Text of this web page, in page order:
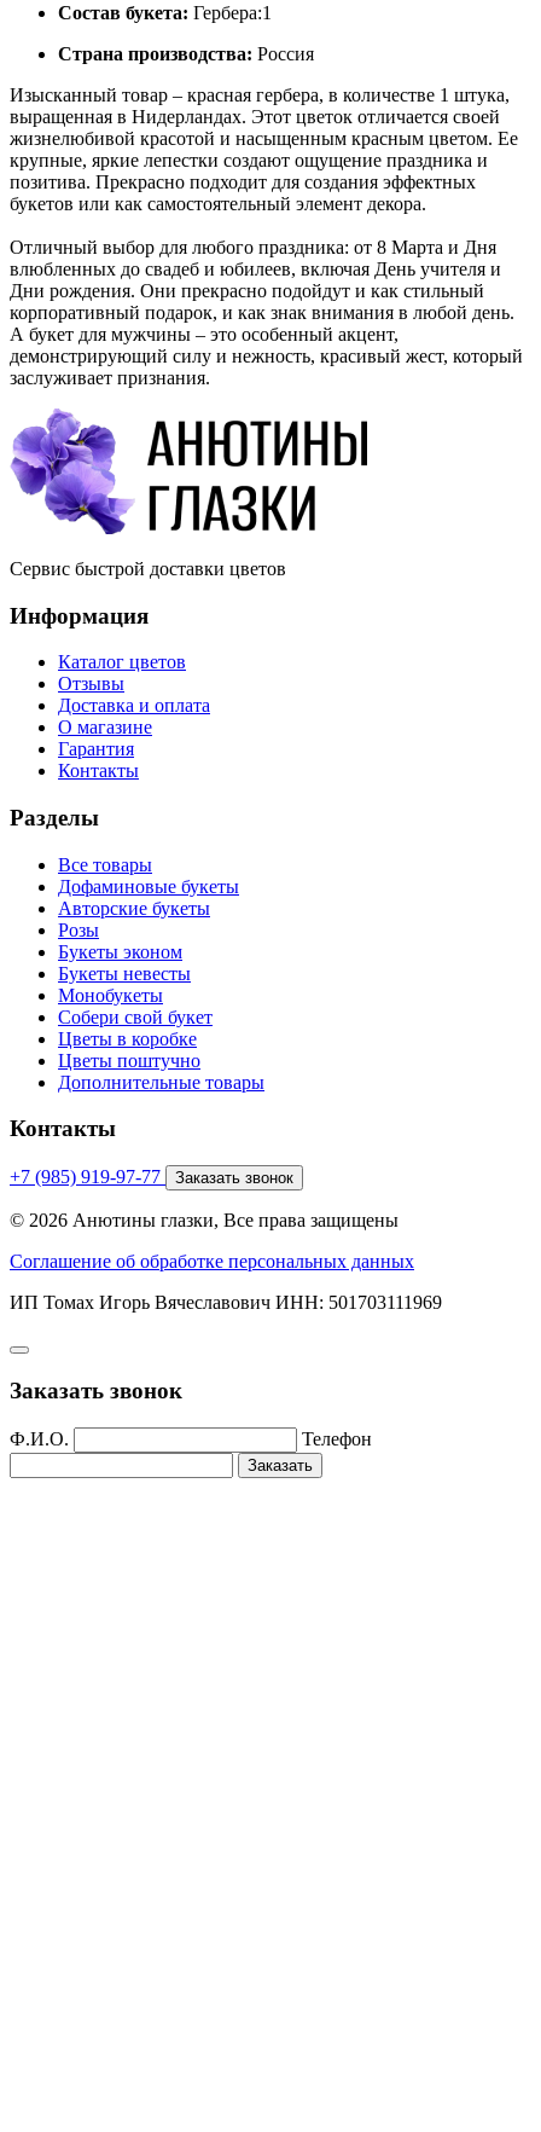
Состав букета: Гербера:1
Страна производства: Россия
Изысканный товар – красная гербера, в количестве 1 штука,
выращенная в Нидерландах. Этот цветок отличается своей
жизнелюбивой красотой и насыщенным красным цветом. Ее
крупные, яркие лепестки создают ощущение праздника и
позитива. Прекрасно подходит для создания эффектных
букетов или как самостоятельный элемент декора.
Отличный выбор для любого праздника: от 8 Марта и Дня
влюбленных до свадеб и юбилеев, включая День учителя и
Дни рождения. Они прекрасно подойдут и как стильный
корпоративный подарок, и как знак внимания в любой день.
А букет для мужчины – это особенный акцент,
демонстрирующий силу и нежность, красивый жест, который
заслуживает признания.
Сервис быстрой доставки цветов
Информация
Каталог цветов
Отзывы
Доставка и оплата
О магазине
Гарантия
Контакты
Разделы
Все товары
Дофаминовые букеты
Авторские букеты
Розы
Букеты эконом
Букеты невесты
Монобукеты
Собери свой букет
Цветы в коробке
Цветы поштучно
Дополнительные товары
Контакты
+7 (985) 919-97-77 Заказать звонок
© 2026 Анютины глазки, Все права защищены
Соглашение об обработке персональных данных
ИП Томах Игорь Вячеславович ИНН: 501703111969
Заказать звонок
Ф.И.О. Телефон
Заказать